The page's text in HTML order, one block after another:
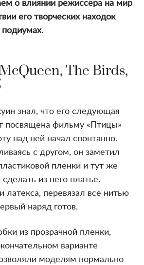
о влиянии режиссера на мир
его творческих находок
The Birds,
знал, что его следующая
посвящена фильму «Птицы»
над ней начал спонтанно.
с другом, он заметил
пленки и тут же
из него платье.
латекса, перевязал все нитью
наряд готов.
из прозрачной пленки,
варианте
моделям нормально